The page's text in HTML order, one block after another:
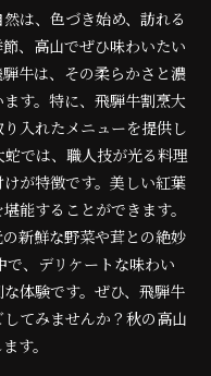
は、色づき始め、訪れる
、高山でぜひ味わいたい
牛は、その柔らかさと濃
す。特に、飛騨牛割烹大
入れたメニューを提供し
では、職人技が光る料理
が特徴です。美しい紅葉
能することができます。
新鮮な野菜や茸との絶妙
で、デリケートな味わい
体験です。ぜひ、飛騨牛
てみませんか？秋の高山
す。